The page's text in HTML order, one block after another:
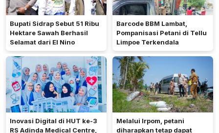
Bupati Sidrap Sebut 51 Ribu
Hektare Sawah Berhasil
Selamat dari El Nino
Barcode BBM Lambat,
Pompanisasi Petani di Tellu
Limpoe Terkendala
Inovasi Digital di HUT ke-3
RS Adinda Medical Centre,
Melalui Irpom, petani
diharapkan tetap dapat